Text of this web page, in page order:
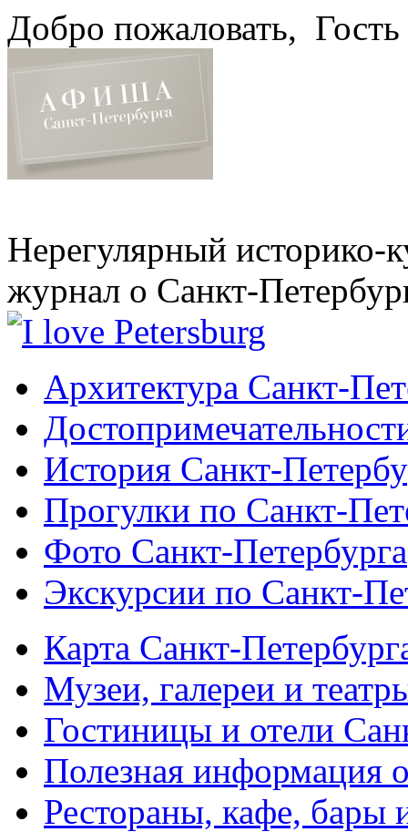
Добро пожаловать, Гость
Нерегулярный историко-
журнал о Санкт-
Архитектура Санкт-
История Санкт-
Прогулки по Санкт-
Фото Санкт-Петербурга
Экскурсии по Санкт-
Карта Санкт-
Музеи, галереи и
Гостиницы и отели
Полезная информация
Рестораны, кафе, бары